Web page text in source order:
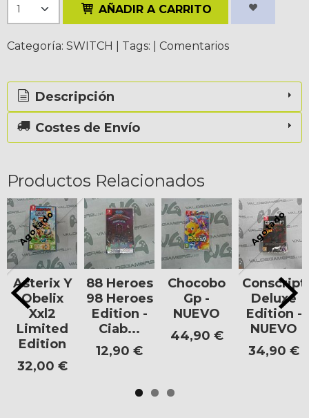
AÑADIR A CARRITO
Categoría: SWITCH Tags: Comentarios
Descripción
Costes de Envío
Productos Relacionados
Agotado
Asterix Y
Obelix
Xxl2
Limited
Edition
32,00 €
88 Heroes
98 Heroes
Edition -
Ciab...
12,90 €
Chocobo
Gp -
NUEVO
44,90 €
Agotado
Conscript
Deluxe
Edition -
NUEVO
34,90 €